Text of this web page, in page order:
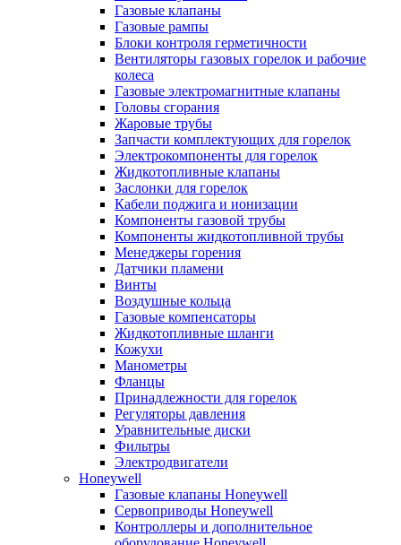
Газовые клапаны
Газовые рампы
Блоки контроля герметичности
Вентиляторы газовых горелок и рабочие
колеса
Газовые электромагнитные клапаны
Головы сгорания
Жаровые трубы
Запчасти комплектующих для горелок
Электрокомпоненты для горелок
Жидкотопливные клапаны
Заслонки для горелок
Кабели поджига и ионизации
Компоненты газовой трубы
Компоненты жидкотопливной трубы
Менеджеры горения
Датчики пламени
Винты
Воздушные кольца
Газовые компенсаторы
Жидкотопливные шланги
Кожухи
Манометры
Фланцы
Принадлежности для горелок
Регуляторы давления
Уравнительные диски
Фильтры
Электродвигатели
Honeywell
Газовые клапаны Honeywell
Сервоприводы Honeywell
Контроллеры и дополнительное